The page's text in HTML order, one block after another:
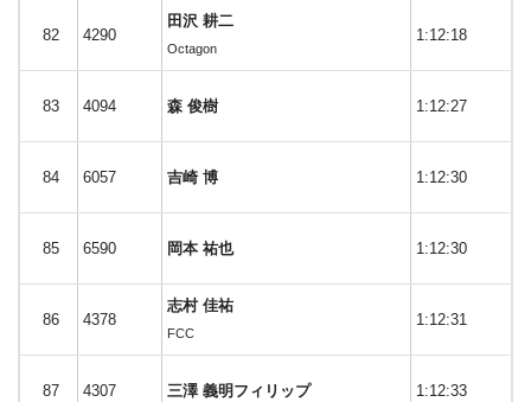
82 4290
田沢 耕二
Octagon
1:12:18
83 4094 森 俊樹 1:12:27
84 6057 吉崎 博 1:12:30
85 6590 岡本 祐也 1:12:30
86 4378
志村 佳祐
FCC
1:12:31
87 4307 三澤 義明フィリップ 1:12:33